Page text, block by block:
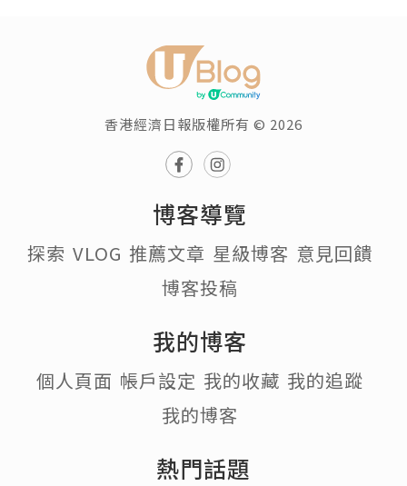
香港經濟日報版權所有 © 2026
博客導覽
探索 VLOG 推薦文章 星級博客 意見回饋
博客投稿
我的博客
個人頁面 帳戶設定 我的收藏 我的追蹤
我的博客
熱門話題